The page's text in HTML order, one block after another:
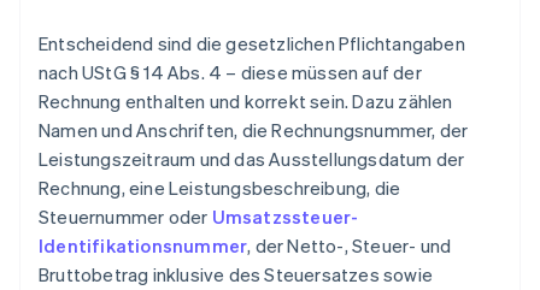
Entscheidend sind die gesetzlichen Pflichtangaben
nach UStG § 14 Abs. 4 – diese müssen auf der
Rechnung enthalten und korrekt sein. Dazu zählen
Namen und Anschriften, die Rechnungsnummer, der
Leistungszeitraum und das Ausstellungsdatum der
Rechnung, eine Leistungsbeschreibung, die
Steuernummer oder Umsatzssteuer-
Identifikationsnummer, der Netto-, Steuer- und
Bruttobetrag inklusive des Steuersatzes sowie